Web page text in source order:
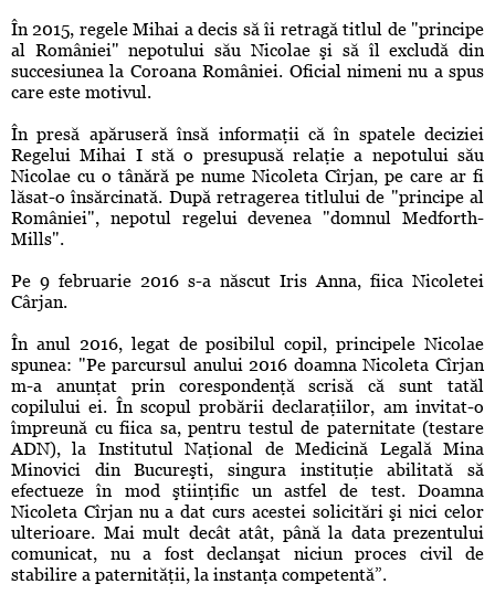
În 2015, regele Mihai a decis să îi retragă titlul de "principe
al României" nepotului său Nicolae şi să îl excludă din
succesiunea la Coroana României. Oficial nimeni nu a spus
care este motivul.
În presă apăruseră însă informaţii că în spatele deciziei
Regelui Mihai I stă o presupusă relaţie a nepotului său
Nicolae cu o tânără pe nume Nicoleta Cîrjan, pe care ar fi
lăsat-o însărcinată. După retragerea titlului de "principe al
României", nepotul regelui devenea "domnul Medforth-
Mills".
Pe 9 februarie 2016 s-a născut Iris Anna, fiica Nicoletei
Cârjan.
În anul 2016, legat de posibilul copil, principele Nicolae
spunea: "Pe parcursul anului 2016 doamna Nicoleta Cîrjan
m-a anunţat prin corespondenţă scrisă că sunt tatăl
copilului ei. În scopul probării declaraţiilor, am invitat-o
împreună cu fiica sa, pentru testul de paternitate (testare
ADN), la Institutul Naţional de Medicină Legală Mina
Minovici din Bucureşti, singura instituţie abilitată să
efectueze în mod ştiinţific un astfel de test. Doamna
Nicoleta Cîrjan nu a dat curs acestei solicitări şi nici celor
ulterioare. Mai mult decât atât, până la data prezentului
comunicat, nu a fost declanşat niciun proces civil de
stabilire a paternităţii, la instanţa competentă”.